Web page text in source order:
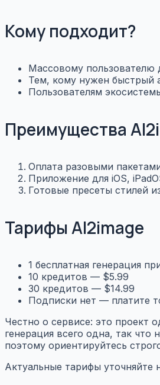
Кому подходит?
Массовому пользователю
Тем, кому нужен быстрый
Пользователям
Преимущества
Оплата разовыми
Приложение для iOS,
Готовые пресеты стилей
Тарифы AI2image
1 бесплатная генерация
10 кредитов — $5.99
30 кредитов — $14.99
Подписки нет — платите
Честно о сервисе: это проект
генерация всего одна, так
поэтому ориентируйтесь
Актуальные тарифы уточняйте